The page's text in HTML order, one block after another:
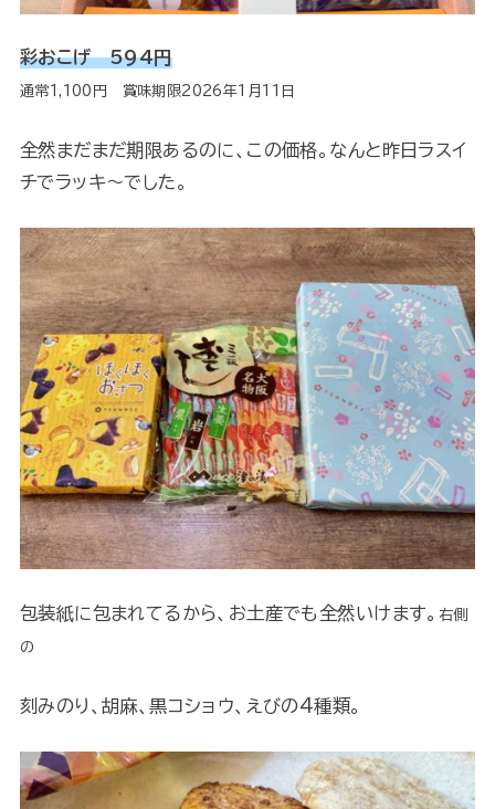
彩おこげ 594円
通常1,100円 賞味期限2026年1月11日
全然まだまだ期限あるのに、この価格。なんと昨日ラスイ
チでラッキ～でした。
包装紙に包まれてるから、お土産でも全然いけます。 右側
の
刻みのり、胡麻、黒コショウ、えびの4種類。